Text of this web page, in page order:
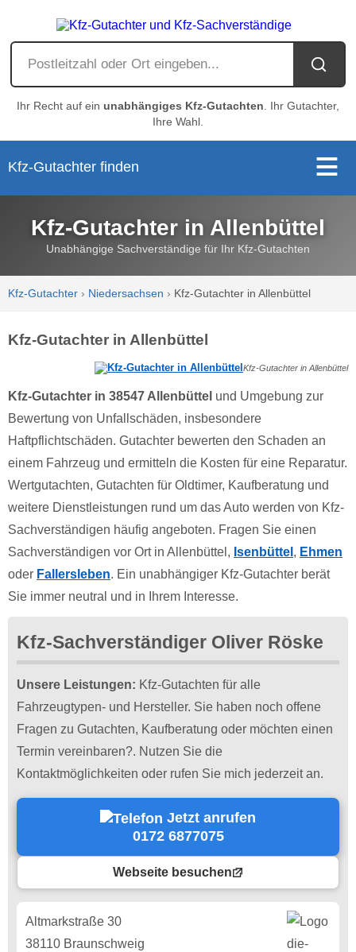
Ihr Recht auf ein unabhängiges Kfz-Gutachten . Ihr Gutachter,
Ihre Wahl.
Kfz-Gutachter finden
Kfz-Gutachter in Allenbüttel
Unabhängige Sachverständige für Ihr Kfz-Gutachten
Kfz-Gutachter › Niedersachsen › Kfz-Gutachter in Allenbüttel
Kfz-Gutachter in Allenbüttel
Kfz-Gutachter in Allenbüttel
Kfz-Gutachter in 38547 Allenbüttel und Umgebung zur
Bewertung von Unfallschäden, insbesondere
Haftpflichtschäden. Gutachter bewerten den Schaden an
einem Fahrzeug und ermitteln die Kosten für eine Reparatur.
Wertgutachten, Gutachten für Oldtimer, Kaufberatung und
weitere Dienstleistungen rund um das Auto werden von Kfz-
Sachverständigen häufig angeboten. Fragen Sie einen
Sachverständigen vor Ort in Allenbüttel, Isenbüttel , Ehmen
oder Fallersleben. Ein unabhängiger Kfz-Gutachter berät
Sie immer neutral und in Ihrem Interesse.
Kfz-Sachverständiger Oliver Röske
Unsere Leistungen: Kfz-Gutachten für alle
Fahrzeugtypen- und Hersteller. Sie haben noch offene
Fragen zu Gutachten, Kaufberatung oder möchten einen
Termin vereinbaren?. Nutzen Sie die
Kontaktmöglichkeiten oder rufen Sie mich jederzeit an.
Jetzt anrufen
0172 6877075
Webseite besuchen
Altmarkstraße 30
38110 Braunschweig